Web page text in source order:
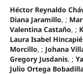
Héctor Reynaldo
Diana Jaramillo, ;
Valentina Castaño, ;
Laura Isabel Hincapié
Morcillo, ; Johana
Gregory Jusdanis, ;
Julio Ortega